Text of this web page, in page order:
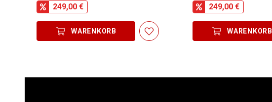
249,00 €
WARENKORB
249,00 €
WARENKORB